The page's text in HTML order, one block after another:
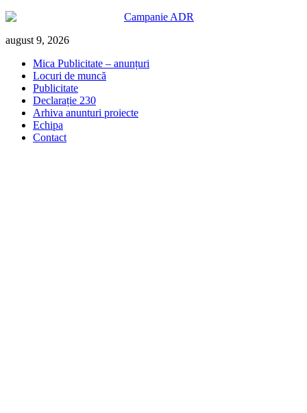
Skip
content
august 9, 2026
Mica Publicitate – anunțuri
Locuri de muncă
Publicitate
Declarație 230
Arhiva anunturi proiecte
Echipa
Contact